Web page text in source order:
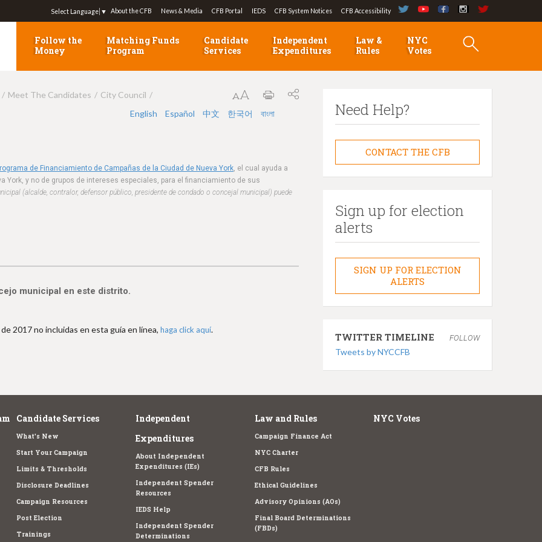
Jump to navigation
Select Language ▼ About the CFB News & Media CFB Portal IEDS CFB System Notices CFB Accessibility
Follow the
Money
Matching Funds
Program
Candidate
Services
Independent
Expenditures
Law &
Rules
NYC
Votes
Meet The Candidates
City Council
English
Español 中文 한국어 বাংলা
de Financiamiento de Campañas de la Ciudad de Nueva York, el cual ayuda a
York, y no de grupos de intereses especiales, para el financiamiento de sus
(alcalde, contralor, defensor público, presidente de condado o concejal municipal) puede
municipal en este distrito.
2017 no incluidas en esta guía en línea, haga click aquí.
Need Help?
CONTACT THE CFB
Sign up for election
alerts
SIGN UP FOR ELECTION
ALERTS
TWITTER TIMELINE FOLLOW
Tweets by NYCCFB
Candidate Services
What's New
Start Your Campaign
Limits & Thresholds
Disclosure Deadlines
Campaign Resources
Post Election
Trainings
Independent
Expenditures
About Independent
Expenditures (IEs)
Independent Spender
Resources
IEDS Help
Independent Spender
Determinations
Law and Rules
Campaign Finance Act
NYC Charter
CFB Rules
Ethical Guidelines
Advisory Opinions (AOs)
Final Board Determinations
(FBDs)
NYC Votes